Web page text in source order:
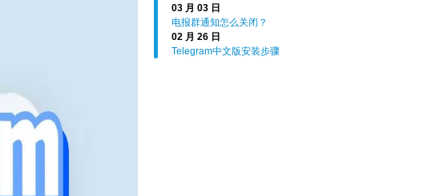
03 月 03 日
电报群通知怎么关闭？
02 月 26 日
Telegram中文版安装步骤